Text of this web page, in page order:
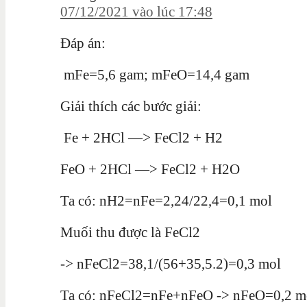
07/12/2021 vào lúc 17:48
Đáp án:
mFe=5,6 gam; mFeO=14,4 gam
Giải thích các bước giải:
Fe + 2HCl —> FeCl2 + H2
FeO + 2HCl —> FeCl2 + H2O
Ta có: nH2=nFe=2,24/22,4=0,1 mol
Muối thu được là FeCl2
-> nFeCl2=38,1/(56+35,5.2)=0,3 mol
Ta có: nFeCl2=nFe+nFeO -> nFeO=0,2